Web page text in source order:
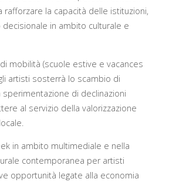
rafforzare la capacità delle istituzioni,
in ambito culturale e
mobilità (scuole estive e vacances
artisti sosterrà lo scambio di
di declinazioni
al servizio della valorizzazione
in ambito multimediale e nella
contemporanea per artisti
opportunità legate alla economia